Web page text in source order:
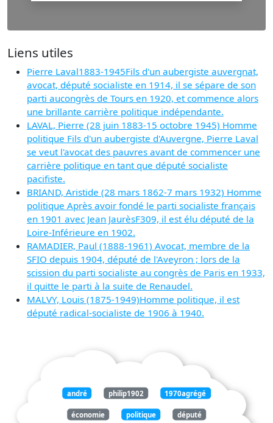
Liens utiles
Pierre Laval1883-1945Fils d'un aubergiste auvergnat,
avocat, député socialiste en 1914, il se sépare de son
parti aucongrès de Tours en 1920, et commence alors
une brillante carrière politique indépendante.
LAVAL, Pierre (28 juin 1883-15 octobre 1945) Homme
politique Fils d'un aubergiste d'Auvergne, Pierre Laval
se veut l'avocat des pauvres avant de commencer une
carrière politique en tant que député socialiste
pacifiste.
BRIAND, Aristide (28 mars 1862-7 mars 1932) Homme
politique Après avoir fondé le parti socialiste français
en 1901 avec Jean JaurèsF309, il est élu député de la
Loire-Inférieure en 1902.
RAMADIER, Paul (1888-1961) Avocat, membre de la
SFIO depuis 1904, député de l'Aveyron ; lors de la
scission du parti socialiste au congrès de Paris en 1933,
il quitte le parti à la suite de Renaudel.
MALVY, Louis (1875-1949)Homme politique, il est
député radical-socialiste de 1906 à 1940.
andré philip1902 1970agrégé
économie politique député